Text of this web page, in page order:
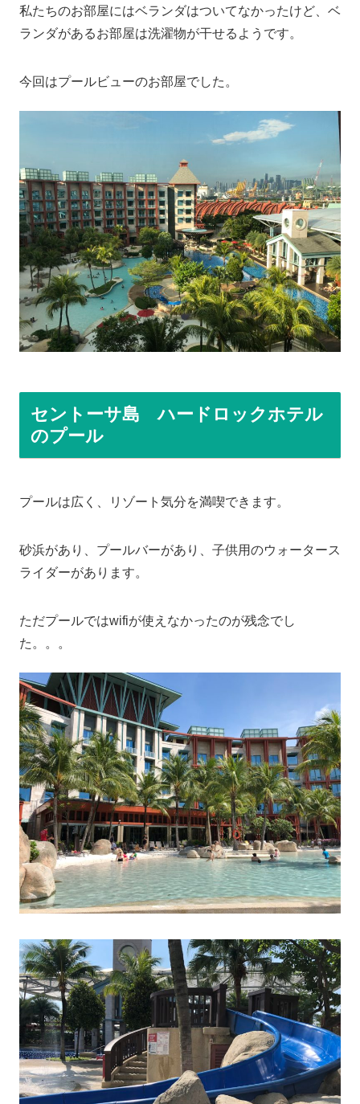
私たちのお部屋にはベランダはついてなかったけど、ベ
ランダがあるお部屋は洗濯物が干せるようです。
今回はプールビューのお部屋でした。
セントーサ島 ハードロックホテル
のプール
プールは広く、リゾート気分を満喫できます。
砂浜があり、プールバーがあり、子供用のウォータース
ライダーがあります。
ただプールではwifiが使えなかったのが残念でし
た。。。